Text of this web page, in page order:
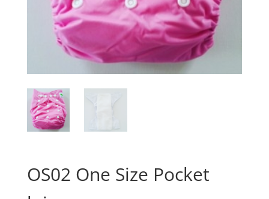
OS02 One Size Pocket